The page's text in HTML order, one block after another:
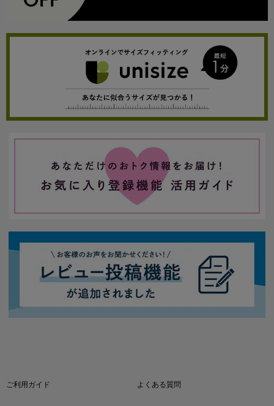
ご利用ガイド よくある質問